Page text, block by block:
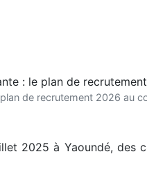
de recrutement 2026 au
2025 à Yaoundé,